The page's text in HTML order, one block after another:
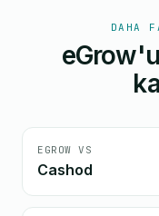
DAHA
EGROW VS
Cashod